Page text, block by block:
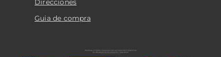
Direcciones
Guia de compra